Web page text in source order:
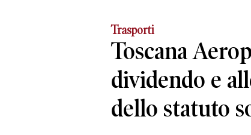
Trasporti
Toscana
dividendo e
dello statuto